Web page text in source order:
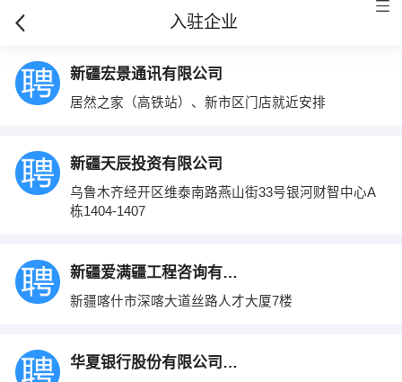
入驻企业
新疆宏景通讯有限公司
居然之家（高铁站）、新市区门店就近安排
新疆天辰投资有限公司
乌鲁木齐经开区维泰南路燕山街33号银河财智中心A
栋1404-1407
新疆爱满疆工程咨询有限公司
新疆喀什市深喀大道丝路人才大厦7楼
华夏银行股份有限公司乌鲁木齐分行